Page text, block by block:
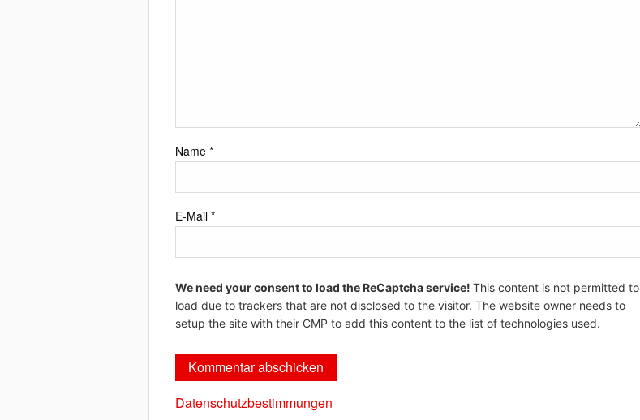
Name *
E-Mail *
We need your consent to load the ReCaptcha service! This content is not permitted to
load due to trackers that are not disclosed to the visitor. The website owner needs to
setup the site with their CMP to add this content to the list of technologies used.
Datenschutzbestimmungen